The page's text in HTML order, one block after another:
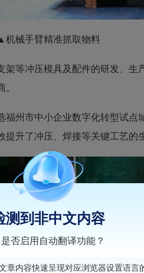
机械手臂精准抓取物料
冲压模具及配件的研发、生
市中小企业数字化转型试点
升了冲压、焊接等关键工艺的
测到非中文内容
是否启用自动翻译功能？
章内容快速呈现对应浏览器设置语言